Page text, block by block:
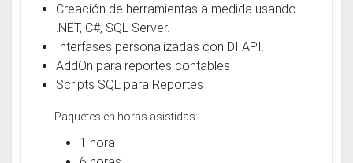
Creación de herramientas a medida usando
.NET, C#, SQL Server.
Interfases personalizadas con DI API.
AddOn para reportes contables
Scripts SQL para Reportes
Paquetes en horas asistidas:
1 hora